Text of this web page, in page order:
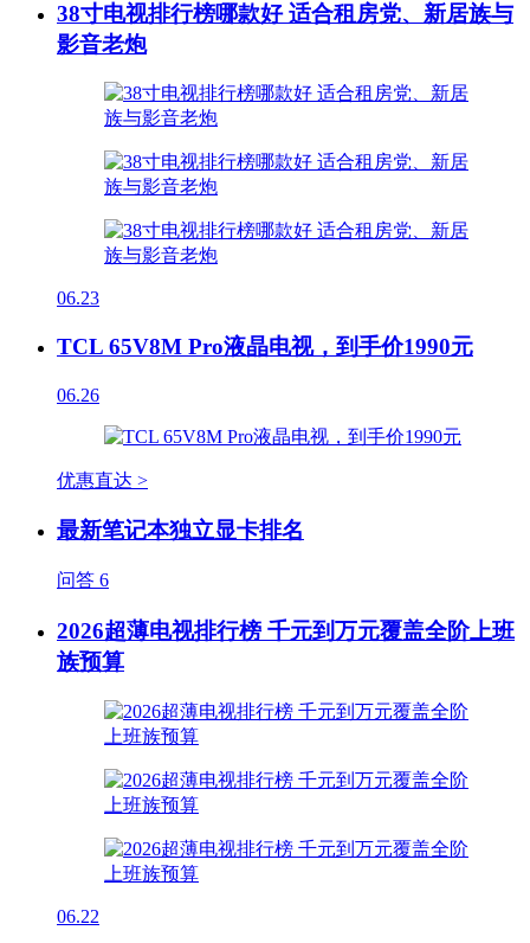
38寸电视排行榜哪款好 适合租房党、新居族与
影音老炮
06.23
TCL 65V8M Pro液晶电视，到手价1990元
06.26
优惠直达 >
最新笔记本独立显卡排名
问答 6
2026超薄电视排行榜 千元到万元覆盖全阶上班
族预算
06.22